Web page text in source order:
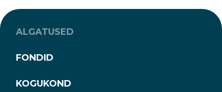
ALGATUSED
FONDID
KOGUKOND